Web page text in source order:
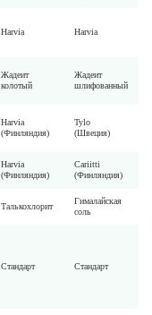
Harvia Harvia
Жадеит
колотый
Жадеит
шлифованный
Harvia
(Финляндия)
Tylo
(Швеция)
Harvia
(Финляндия)
Cariitti
(Финляндия)
Талькохлорит
Гималайская
соль
Стандарт Стандарт